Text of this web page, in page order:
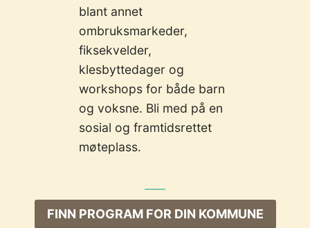
blant annet
ombruksmarkeder,
fiksekvelder,
klesbyttedager og
workshops for både barn
og voksne. Bli med på en
sosial og framtidsrettet
møteplass.
FINN PROGRAM FOR DIN KOMMUNE